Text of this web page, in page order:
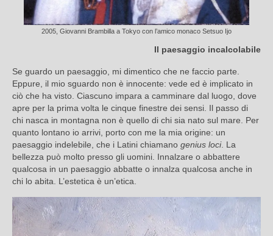
2005, Giovanni Brambilla a Tokyo con l’amico monaco Setsuo Ijo
Il paesaggio incalcolabile
Se guardo un paesaggio, mi dimentico che ne faccio parte.
Eppure, il mio sguardo non è innocente: vede ed è implicato in
ciò che ha visto. Ciascuno impara a camminare dal luogo, dove
apre per la prima volta le cinque finestre dei sensi. Il passo di
chi nasca in montagna non è quello di chi sia nato sul mare. Per
quanto lontano io arrivi, porto con me la mia origine: un
paesaggio indelebile, che i Latini chiamano genius loci. La
bellezza può molto presso gli uomini. Innalzare o abbattere
qualcosa in un paesaggio abbatte o innalza qualcosa anche in
chi lo abita. L’estetica è un’etica.